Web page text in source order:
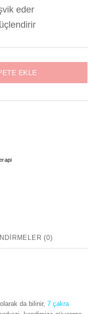
eder
EKLE
(0)
da bilinir, 7 çakra